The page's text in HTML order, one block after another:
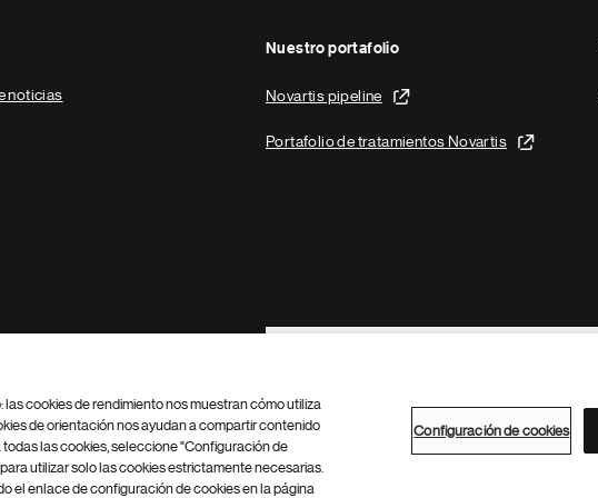
noticias
Nuestro portafolio
Novartis pipeline
Portafolio de tratamientos Novartis
Footer Site Search
Configuración de cookies Mapa del sitio
cookies de rendimiento nos muestran cómo utiliza
de orientación nos ayudan a compartir contenido
las cookies, seleccione "Configuración de
utilizar solo las cookies estrictamente necesarias.
el enlace de configuración de cookies en la página
Configuración de cookies